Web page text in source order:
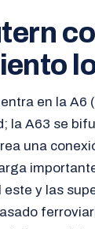
en la A6
la A63 se
una
este y las